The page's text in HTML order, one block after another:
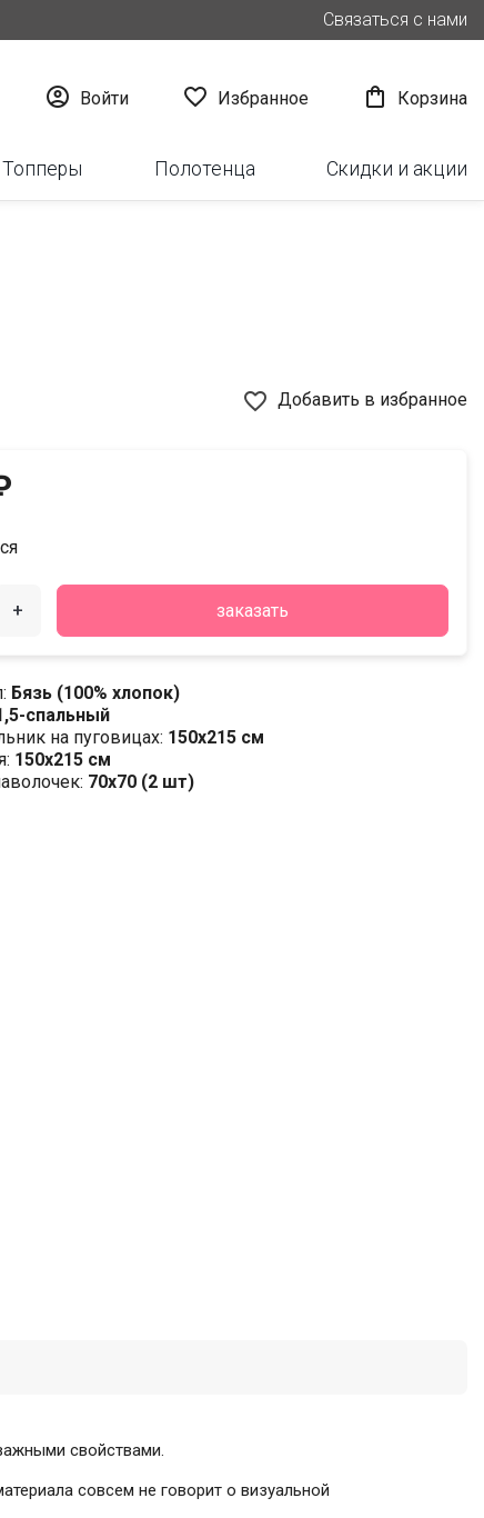
Связаться с нами
 Войти  Избранное  Корзина
Топперы Полотенца Скидки и акции
favorite_border Добавить в избранное
+ заказать
Бязь (100% хлопок)
спальный
на пуговицах: 150х215 см
150х215 см
70x70 (2 шт)
свойствами.
совсем не говорит о визуальной